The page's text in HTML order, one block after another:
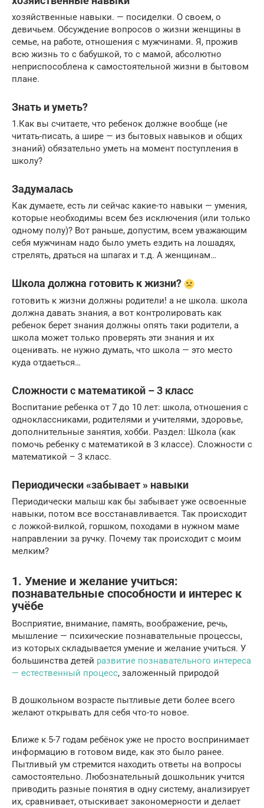
хозяйственные навыки. — посиделки. О своем, о
девичьем. Обсуждение вопросов о жизни женщины в
семье, на работе, отношения с мужчинами. Я, прожив
всю жизнь то с бабушкой, то с мамой, абсолютно
неприспособлена к самостоятельной жизни в бытовом
плане.
Знать и уметь?
1.Как вы считаете, что ребенок должне вообще (не
читать-писать, а шире — из бытовых навыков и общих
знаний) обязательно уметь на момент поступления в
школу?
Задумалась
Как думаете, есть ли сейчас какие-то навыки — умения,
которые необходимы всем без исключения (или только
одному полу)? Вот раньше, допустим, всем уважающим
себя мужчинам надо было уметь ездить на лошадях,
стрелять, драться на шпагах и т.д. А женщинам…
Школа должна готовить к жизни?
готовить к жизни должны родители! а не школа. школа
должна давать знания, а вот контролировать как
ребенок берет знания должны опять таки родители, а
школа может только проверять эти знания и их
оценивать. не нужно думать, что школа — это место
куда отдаеться…
Сложности с математикой – 3 класс
Воспитание ребенка от 7 до 10 лет: школа, отношения с
одноклассниками, родителями и учителями, здоровье,
дополнительные занятия, хобби. Раздел: Школа (как
помочь ребенку с математикой в 3 классе). Сложности с
математикой – 3 класс.
Периодически «забывает » навыки
Периодически малыш как бы забывает уже освоенные
навыки, потом все восстанавливается. Так происходит
с ложкой-вилкой, горшком, походами в нужном маме
направлении за ручку. Почему так происходит с моим
мелким?
1. Умение и желание учиться:
познавательные способности и интерес к
учёбе
Восприятие, внимание, память, воображение, речь,
мышление — психические познавательные процессы,
из которых складывается умение и желание учиться. У
большинства детей развитие познавательного интереса
— естественный процесс, заложенный природой
В дошкольном возрасте пытливые дети более всего
желают открывать для себя что-то новое.
Ближе к 5-7 годам ребёнок уже не просто воспринимает
информацию в готовом виде, как это было ранее.
Пытливый ум стремится находить ответы на вопросы
самостоятельно. Любознательный дошкольник учится
приводить разные понятия в одну систему, анализирует
их, сравнивает, отыскивает закономерности и делает